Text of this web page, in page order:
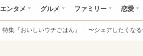
エンタメ グルメ ファミリー 恋愛
特集『おいしいウチごはん』 〜シェアしたくな